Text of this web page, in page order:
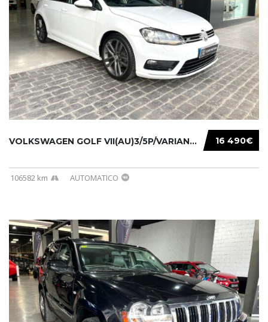
16 490€
VOLKSWAGEN GOLF VII(AU)3/5P/VARIANT(12-16 20...
106582 km AUTOMATICO